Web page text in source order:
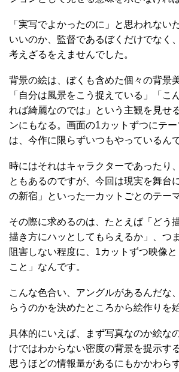
「実写でよかったのに」と思われない
いいのか、監督であるぼくだけでなく
考えざるをえませんでした。
背景の絵は、ぼくも含めた個々の背景
「自分は風景をこう捉えている」「こ
れば綺麗なのでは」という主観を見せ
ンにもなる。画面の1カットずつにテ
は、今作に限らずいつもやっているんで
時にはそれはキャラクターであったり
ともあるのですが、今回は現実を舞台
の新宿」といった一カットごとのテー
その際に求めるのは、たとえば「どう
描き方にハッとしてもらえるか」、つ
阻害しない程度に、1カットずつ映像
こと」なんです。
こんな色合い、アングルがあるんだな
らうのかを決めたところから絵作りを
具体的にいえば、まず写真なのか絵な
けではわからない密度の背景を提示す
思うほどの情報量があるにもかかわら